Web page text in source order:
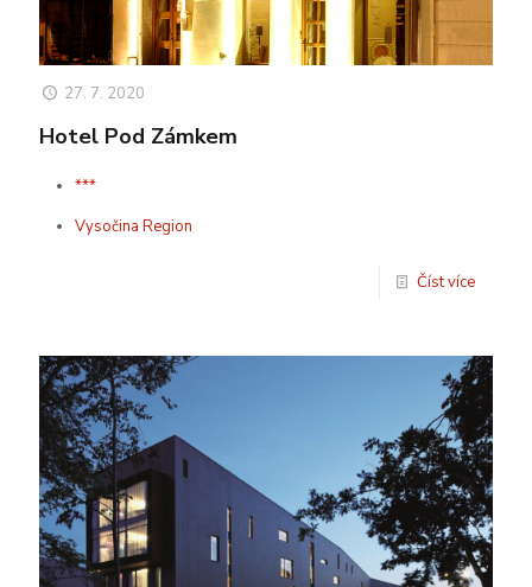
27. 7. 2020
Hotel Pod Zámkem
***
Vysočina Region
Číst více